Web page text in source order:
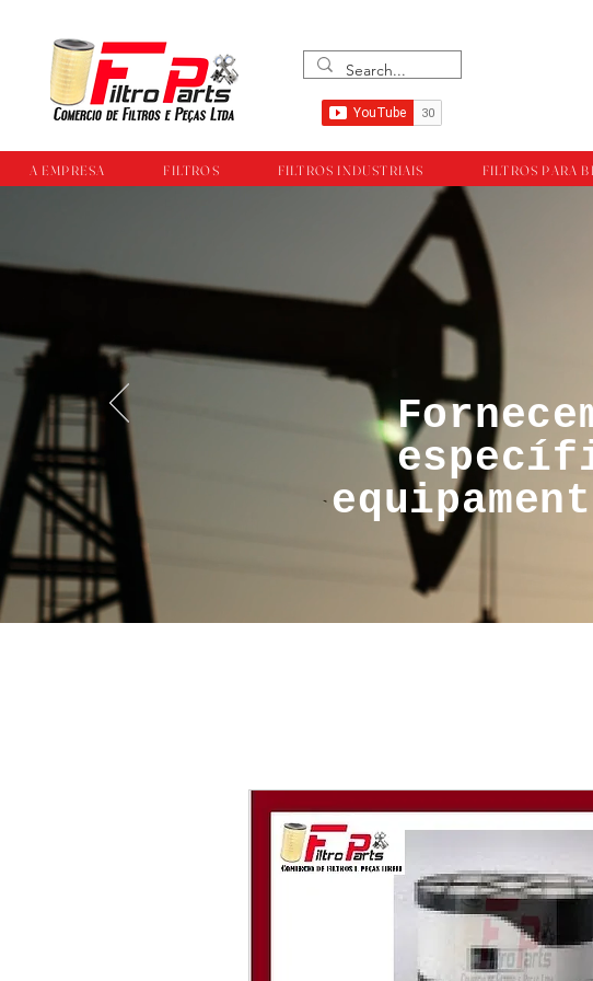
A EMPRESA FILTROS FILTROS INDUSTRIAIS FILTROS PARA
™®©Todos os direitos
empresa Filtroparts.